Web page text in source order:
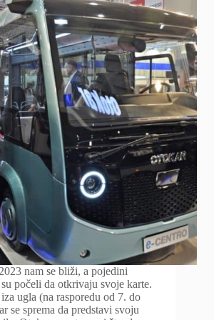
nam se bliži, a pojedini
počeli da otkrivaju svoje karte.
ugla (na rasporedu od 7. do
se sprema da predstavi svoju